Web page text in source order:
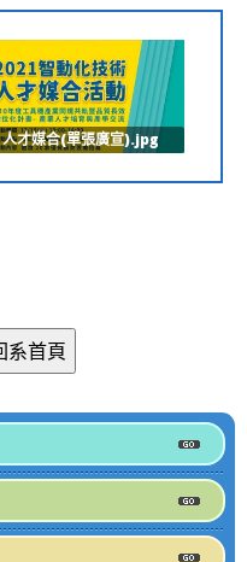
人才媒合(單張廣宣).jpg